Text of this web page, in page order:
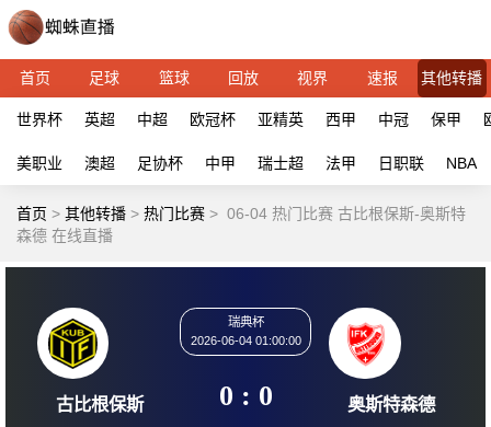
首页 足球 篮球 回放 视界 速报 其他转播
世界杯 英超 中超 欧冠杯 亚精英 西甲 中冠 保甲
美职业 澳超 足协杯 中甲 瑞士超 法甲 日职联 NBA
首页 > 其他转播 > 热门比赛 > 06-04 热门比赛 古比根保斯-奥斯特
森德 在线直播
2026-06-04 01:00:00